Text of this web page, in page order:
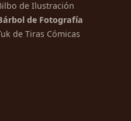
de Ilustración
de Fotografía
de Tiras Cómicas